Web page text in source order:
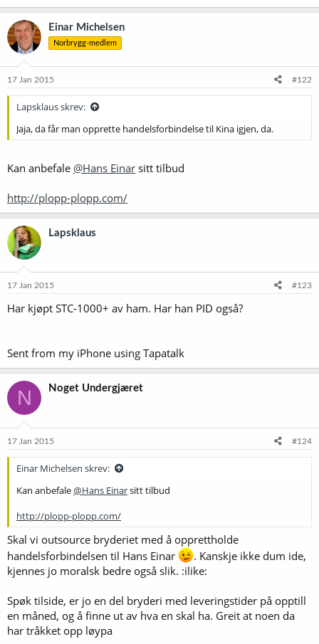
Einar Michelsen
Norbrygg-medlem
17 Jan 2015 #122
Lapsklaus skrev:
Jaja, da får man opprette handelsforbindelse til Kina igjen, da.
Kan anbefale @Hans Einar sitt tilbud
http://plopp-plopp.com/
Lapsklaus
17 Jan 2015 #123
Har kjøpt STC-1000+ av ham. Har han PID også?
Sent from my iPhone using Tapatalk
N Noget Undergjæret
17 Jan 2015 #124
Einar Michelsen skrev:
Kan anbefale@Hans Einarsitt tilbud
http://plopp-plopp.com/
Skal vi outsource bryderiet med å opprettholde
handelsforbindelsen til Hans Einar
. Kanskje ikke dum ide,
kjennes jo moralsk bedre også slik. :ilike:
Spøk tilside, er jo en del bryderi med leveringstider på opptill
en måned, og å finne ut av hva en skal ha. Greit at noen da
har tråkket opp løypa